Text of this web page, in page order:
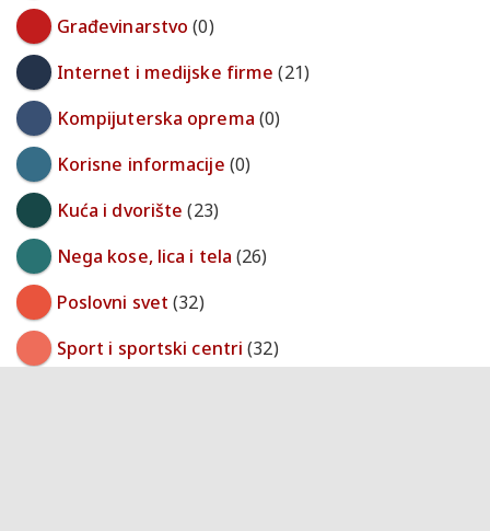
Građevinarstvo (0)
Internet i medijske firme (21)
Kompijuterska oprema (0)
Korisne informacije (0)
Kuća i dvorište (23)
Nega kose, lica i tela (26)
Poslovni svet (32)
Sport i sportski centri (32)